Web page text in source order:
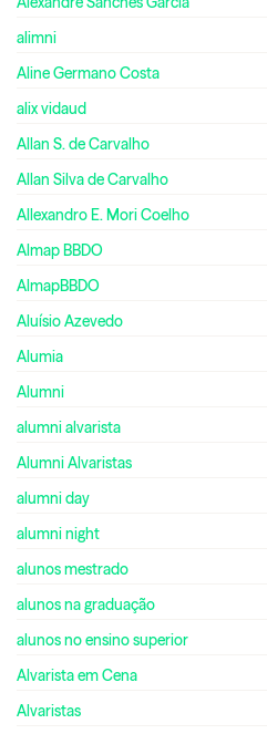
alimni
Aline Germano Costa
alix vidaud
Allan S. de Carvalho
Allan Silva de Carvalho
Allexandro E. Mori Coelho
Almap BBDO
AlmapBBDO
Aluísio Azevedo
Alumia
Alumni
alumni alvarista
Alumni Alvaristas
alumni day
alumni night
alunos mestrado
alunos na graduação
alunos no ensino superior
Alvarista em Cena
Alvaristas